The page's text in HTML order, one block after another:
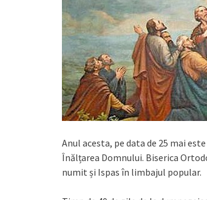
Anul acesta, pe data de 25 mai
Înălțarea Domnului. Biserica
numit și Ispas în limbajul popular.